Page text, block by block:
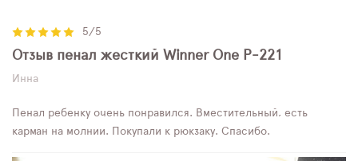
5/5
Отзыв пенал жесткий Winner One P-221
Инна
Пенал ребенку очень понравился. Вместительный, есть
карман на молнии. Покупали к рюкзаку. Спасибо.